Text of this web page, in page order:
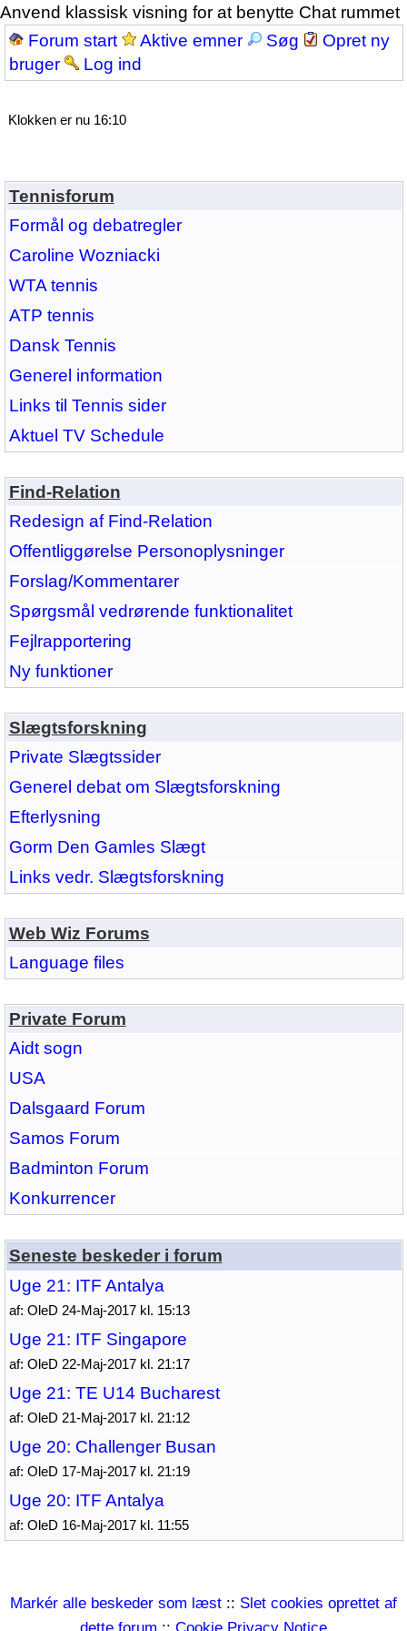
Anvend klassisk visning for at benytte Chat rummet
Forum start Aktive emner Søg
Opret ny
bruger
Log ind
Klokken er nu 16:10
Tennisforum
Formål og debatregler
Caroline Wozniacki
WTA tennis
ATP tennis
Dansk Tennis
Generel information
Links til Tennis sider
Aktuel TV Schedule
Find-Relation
Redesign af Find-Relation
Offentliggørelse Personoplysninger
Forslag/Kommentarer
Spørgsmål vedrørende funktionalitet
Fejlrapportering
Ny funktioner
Slægtsforskning
Private Slægtssider
Generel debat om Slægtsforskning
Efterlysning
Gorm Den Gamles Slægt
Links vedr. Slægtsforskning
Web Wiz Forums
Language files
Private Forum
Aidt sogn
USA
Dalsgaard Forum
Samos Forum
Badminton Forum
Konkurrencer
Seneste beskeder i forum
Uge 21: ITF Antalya
af: OleD 24-Maj-2017 kl. 15:13
Uge 21: ITF Singapore
af: OleD 22-Maj-2017 kl. 21:17
Uge 21: TE U14 Bucharest
af: OleD 21-Maj-2017 kl. 21:12
Uge 20: Challenger Busan
af: OleD 17-Maj-2017 kl. 21:19
Uge 20: ITF Antalya
af: OleD 16-Maj-2017 kl. 11:55
Markér alle beskeder som læst :: Slet cookies oprettet af